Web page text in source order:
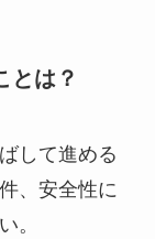
とは？
して進める
、安全性に
。